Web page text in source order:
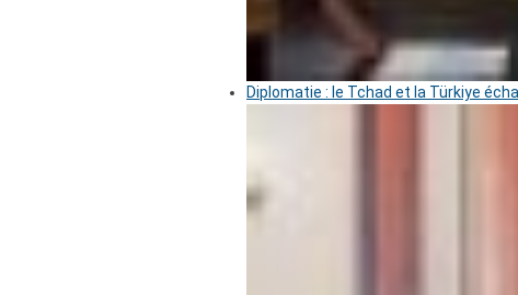
Diplomatie : le Tchad et la Türkiye